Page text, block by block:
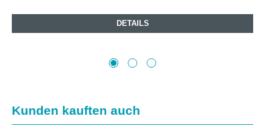
DETAILS
Produktgalerie überspringen
Kunden kauften auch